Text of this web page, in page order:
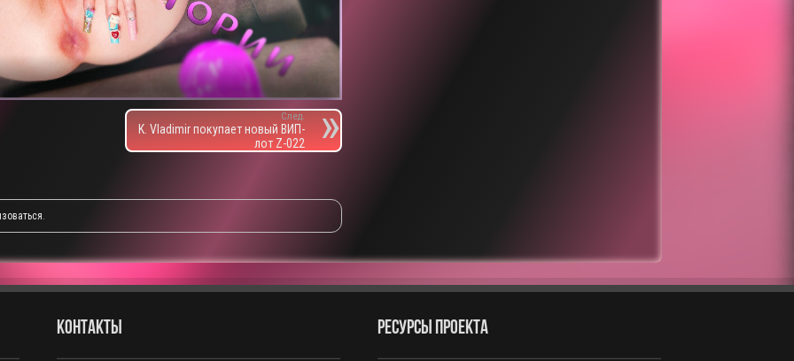
След.
K. Vladimir покупает новый ВИП-
лот Z-022
.
КОНТАКТЫ РЕСУРСЫ ПРОЕКТА